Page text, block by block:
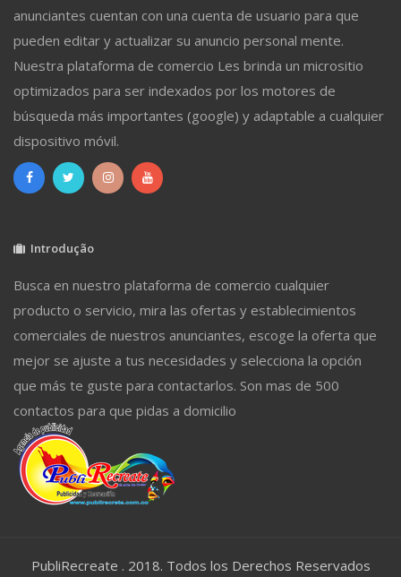
anunciantes cuentan con una cuenta de usuario para que
pueden editar y actualizar su anuncio personal mente.
Nuestra plataforma de comercio Les brinda un micrositio
optimizados para ser indexados por los motores de
búsqueda más importantes (google) y adaptable a cualquier
dispositivo móvil.
Introdução
Busca en nuestro plataforma de comercio cualquier
producto o servicio, mira las ofertas y establecimientos
comerciales de nuestros anunciantes, escoge la oferta que
mejor se ajuste a tus necesidades y selecciona la opción
que más te guste para contactarlos. Son mas de 500
contactos para que pidas a domicilio
PubliRecreate . 2018. Todos los Derechos Reservados